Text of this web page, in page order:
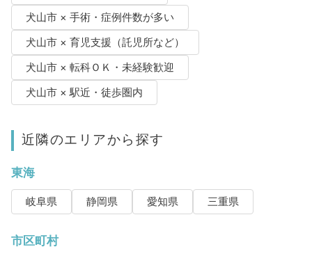
犬山市 × 手術・症例件数が多い
犬山市 × 育児支援（託児所など）
犬山市 × 転科ＯＫ・未経験歓迎
犬山市 × 駅近・徒歩圏内
近隣のエリアから探す
東海
岐阜県 静岡県 愛知県 三重県
市区町村